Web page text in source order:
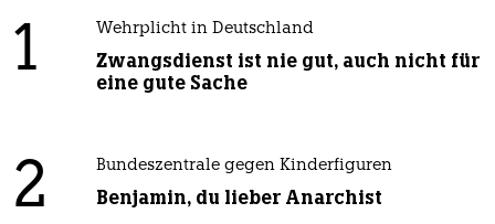
1 Wehrplicht in Deutschland
Zwangsdienst ist nie gut, auch nicht für
eine gute Sache
2 Bundeszentrale gegen Kinderfiguren
Benjamin, du lieber Anarchist